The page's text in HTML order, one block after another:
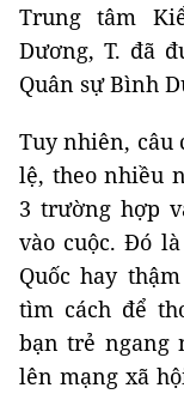
Trung tâm
Dương, T. đã
Quân sự Bình
Tuy nhiên, câu
lệ, theo nhiều
3 trường hợp
vào cuộc. Đó
Quốc hay
tìm cách để
bạn trẻ ngang
lên mạng xã